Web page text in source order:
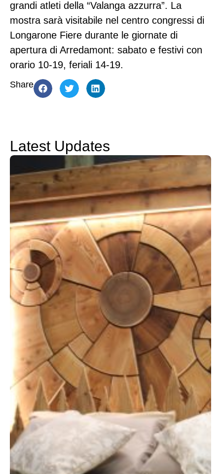
grandi atleti della “Valanga azzurra”. La
mostra sarà visitabile nel centro congressi di
Longarone Fiere durante le giornate di
apertura di Arredamont: sabato e festivi con
orario 10-19, feriali 14-19.
Share
Latest Updates